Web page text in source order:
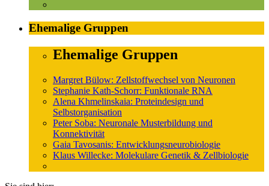
Ehemalige Gruppen
Ehemalige Gruppen
Margret Bülow: Zellstoffwechsel von Neuronen
Stephanie Kath-Schorr: Funktionale RNA
Alena Khmelinskaia: Proteindesign und
Selbstorganisation
Peter Soba: Neuronale Musterbildung und
Konnektivität
Gaia Tavosanis: Entwicklungsneurobiologie
Klaus Willecke: Molekulare Genetik & Zellbiologie